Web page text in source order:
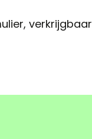
verkrijgbaar